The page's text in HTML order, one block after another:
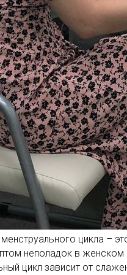
цикла –
неполадок в женском
цикл зависит от